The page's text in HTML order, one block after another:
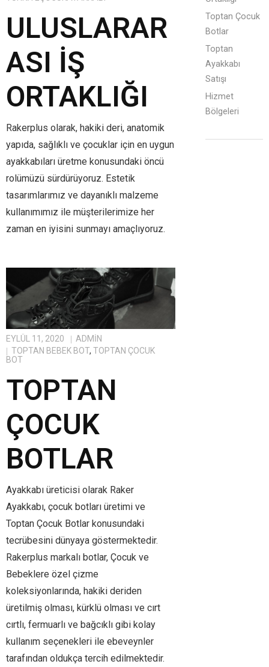
ULUSLARAR
ASI İŞ
ORTAKLIĞI
Rakerplus olarak, hakiki deri, anatomik
yapıda, sağlıklı ve çocuklar için en uygun
ayakkabıları üretme konusundaki öncü
rolümüzü sürdürüyoruz. Estetik
tasarımlarımız ve dayanıklı malzeme
kullanımımız ile müşterilerimize her
zaman en iyisini sunmayı amaçlıyoruz.
EYLÜL 11, 2020
ADMIN
TOPTAN BEBEK BOT, TOPTAN ÇOCUK
BOT
TOPTAN
ÇOCUK
BOTLAR
Ayakkabı üreticisi olarak Raker
Ayakkabı, çocuk botları üretimi ve
Toptan Çocuk Botlar konusundaki
tecrübesini dünyaya göstermektedir.
Rakerplus markalı botlar, Çocuk ve
Bebeklere özel çizme
koleksiyonlarında, hakiki deriden
üretilmiş olması, kürklü olması ve cırt
cırtlı, fermuarlı ve bağcıklı gibi kolay
kullanım seçenekleri ile ebeveynler
tarafından oldukça tercih edilmektedir.
Toptan Çocuk
Botlar
Toptan
Ayakkabı
Satışı
Hizmet
Bölgeleri